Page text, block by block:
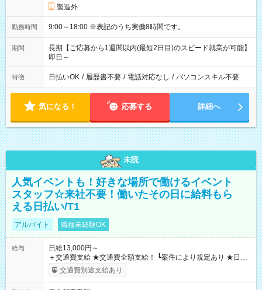
製造外
勤務時間 9:00～18:00 ※表記のうち実働8時間です。
期間
長期【ご応募から1週間以内(最短2日目)のスピード就業が可能】
即日～
特徴 日払いOK / 履歴書不要 / 電話対応なし / パソコンスキル不要
気になる！ 応募する 詳細へ
未読
人気イベントも！好きな場所で働けるイベント
スタッフ☆来社不要！働いたその日に給料もら
える日払い/T1
アルバイト 職種未経験OK
給与
日給13,000円～
＋交通費支給 ★交通費全額支給！ ┗案件により規定あり ★日払
いOK！（規定あり） ┗働いたその日に現金GET♪ お仕事後はコ
ンビニATMから 日払い分を引き落とせます！ 【試用期間】試
交通費別途支給あり